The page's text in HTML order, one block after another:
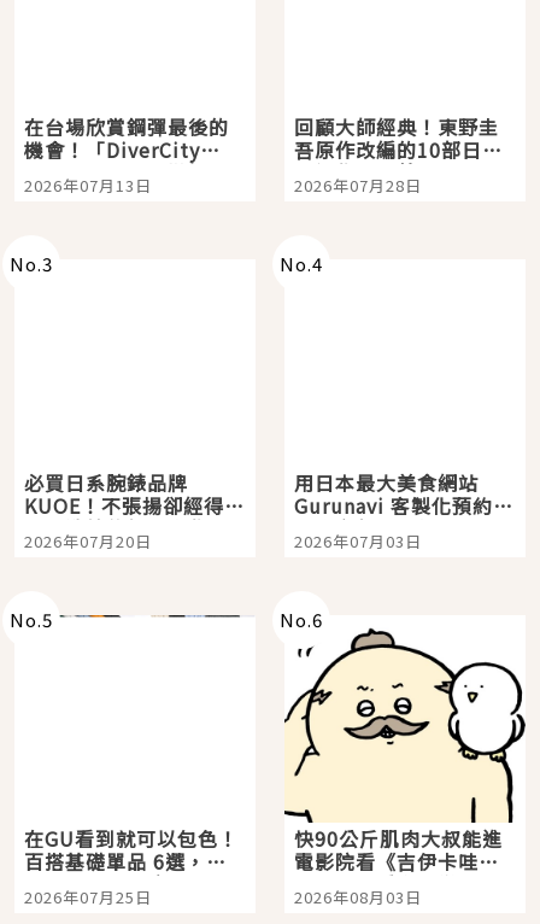
在台場欣賞鋼彈最後的
機會！「DiverCity
Tokyo Plaza」搭船、
購物、美食及夜景，一
2026年07月13日
回顧大師經典！東野圭
吾原作改編的10部日本
影視作品推薦
2026年07月28日
No.3
必買日系腕錶品牌
KUOE！不張揚卻經得起
時間洗鍊的經典之作五
選
2026年07月20日
No.4
用日本最大美食網站
Gurunavi 客製化預約九
大都市餐廳，打造專屬
美食體驗！
2026年07月03日
No.5
在GU看到就可以包色！
百搭基礎單品 6選，閉
眼全收也不心疼
2026年07月25日
No.6
快90公斤肌肉大叔能進
電影院看《吉伊卡哇》
嗎？日本重金屬樂團
「打首」會長與nagano
2026年08月03日